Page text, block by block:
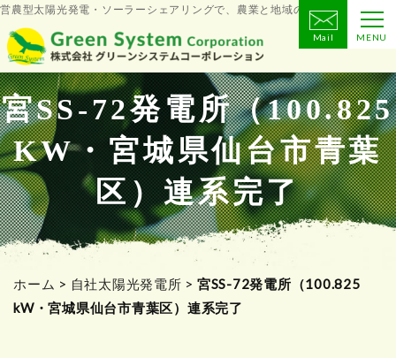
コ
ン
テ
ン
ツ
へ
ス
キ
ッ
プ
営農型太陽光発電・ソーラーシェアリングで、農業と地域の未来をつくる
Mail MENU
宮SS-72発電所（100.825
KW・宮城県仙台市青葉
区）連系完了
ホーム > 自社太陽光発電所 > 宮SS-72発電所（100.825
kW・宮城県仙台市青葉区）連系完了